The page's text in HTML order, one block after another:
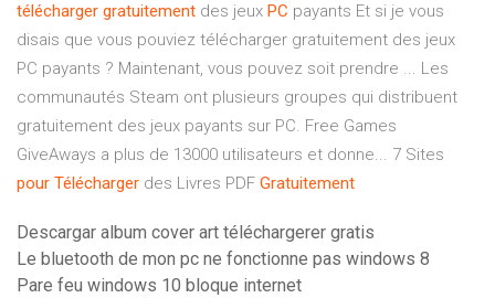
télécharger gratuitement des jeux PC payants Et si je vous
disais que vous pouviez télécharger gratuitement des jeux
PC payants ? Maintenant, vous pouvez soit prendre ... Les
communautés Steam ont plusieurs groupes qui distribuent
gratuitement des jeux payants sur PC. Free Games
GiveAways a plus de 13000 utilisateurs et donne... 7 Sites
pour Télécharger des Livres PDF Gratuitement
Descargar album cover art téléchargerer gratis
Le bluetooth de mon pc ne fonctionne pas windows 8
Pare feu windows 10 bloque internet